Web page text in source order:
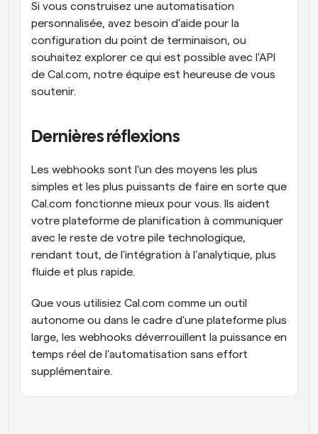
Si vous construisez une automatisation
personnalisée, avez besoin d'aide pour la
configuration du point de terminaison, ou
souhaitez explorer ce qui est possible avec l'API
de Cal.com, notre équipe est heureuse de vous
soutenir.
Dernières réflexions
Les webhooks sont l'un des moyens les plus
simples et les plus puissants de faire en sorte que
Cal.com fonctionne mieux pour vous. Ils aident
votre plateforme de planification à communiquer
avec le reste de votre pile technologique,
rendant tout, de l'intégration à l'analytique, plus
fluide et plus rapide.
Que vous utilisiez Cal.com comme un outil
autonome ou dans le cadre d'une plateforme plus
large, les webhooks déverrouillent la puissance en
temps réel de l'automatisation sans effort
supplémentaire.